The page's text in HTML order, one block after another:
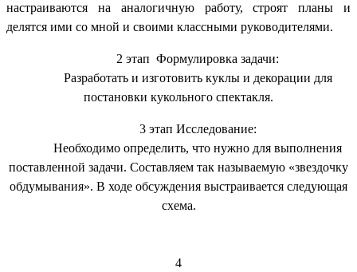
настраиваются на аналогичную работу, строят планы и
делятся ими со мной и своими классными руководителями.
2 этап Формулировка задачи:
Разработать и изготовить куклы и декорации для
постановки кукольного спектакля.
3 этап Исследование:
Необходимо определить, что нужно для выполнения
поставленной задачи. Составляем так называемую «звездочку
обдумывания». В ходе обсуждения выстраивается следующая
схема.
4